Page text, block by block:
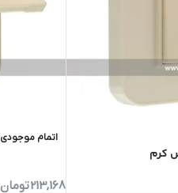
اتمام موجودی
213,168تومان